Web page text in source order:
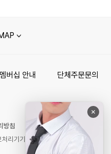
멤버십 안내 단체주문문의
방침
리기기 운영관리 방침